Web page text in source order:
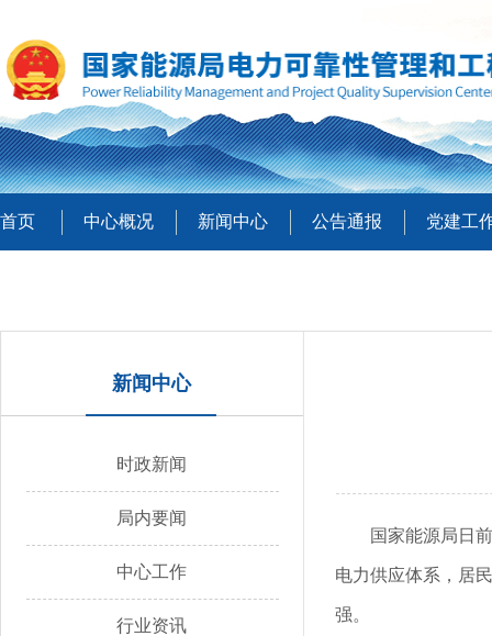
首页 中心概况 新闻中心 公告通报 党建工
新闻中心
时政新闻
局内要闻
中心工作
行业资讯
国家能源局日
电力供应体系，居
强。